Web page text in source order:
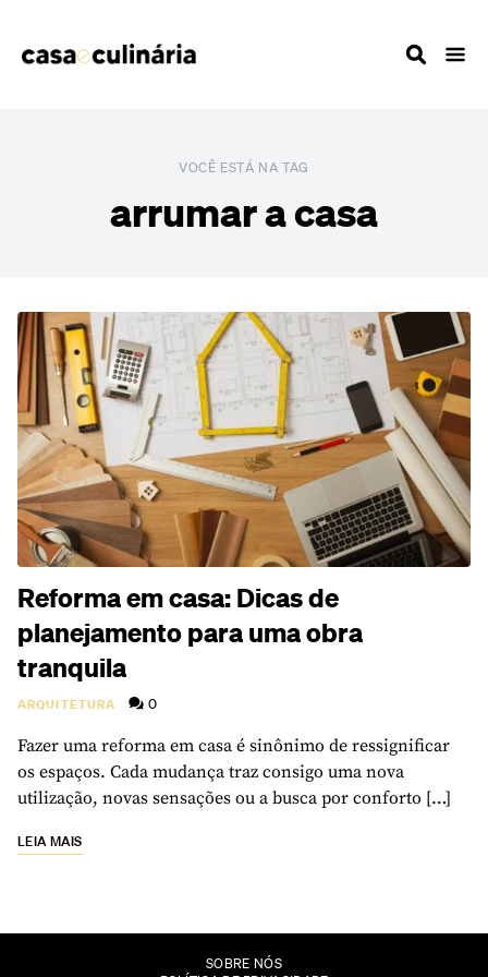
VOCÊ ESTÁ NA TAG
arrumar a casa
Reforma em casa: Dicas de
planejamento para uma obra
tranquila
ARQUITETURA 0
Fazer uma reforma em casa é sinônimo de ressignificar
os espaços. Cada mudança traz consigo uma nova
utilização, novas sensações ou a busca por conforto […]
LEIA MAIS
SOBRE NÓS